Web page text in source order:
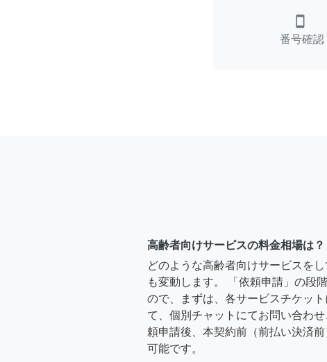
smartphone
番号確認
高齢者向けサービスの料金相場は？
どのような高齢者向けサービスを
も変動します。 「依頼申請」の段
ので、まずは、各サービスチケッ
て、個別チャットにてお問い合わ
頼申請後、本契約前（前払い決済
可能です。